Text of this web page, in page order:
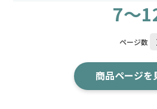
7～
ページ数
商品ページを